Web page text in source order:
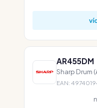
AR455DM
Sharp Drum
EAN: